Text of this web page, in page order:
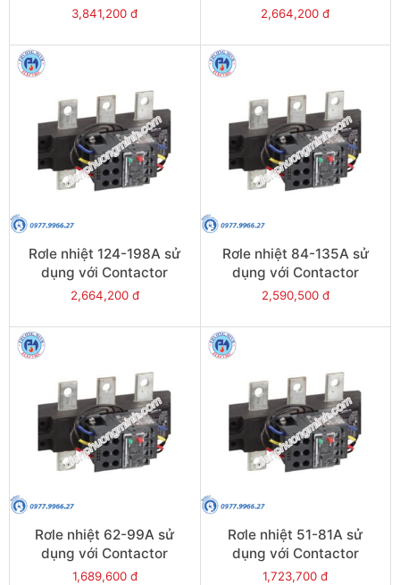
LC1E250-E400 - Model
3,841,200 đ
LC1E250-E400 - Model
2,664,200 đ
Rơle nhiệt 124-198A sử
dụng với Contactor
LC1E200 - Model LRE483
2,664,200 đ
Rơle nhiệt 84-135A sử
dụng với Contactor
LC1E120-E160 - Model
2,590,500 đ
Rơle nhiệt 62-99A sử
dụng với Contactor
LC1E120-E160 - Model
1,689,600 đ
Rơle nhiệt 51-81A sử
dụng với Contactor
LC1E120-E160 - Model
1,723,700 đ